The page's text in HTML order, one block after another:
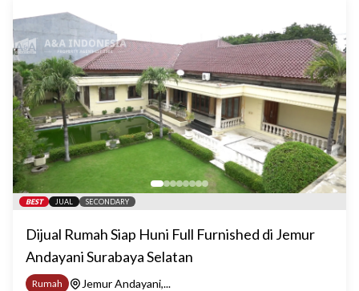
BEST JUAL SECONDARY
Dijual Rumah Siap Huni Full Furnished di Jemur
Andayani Surabaya Selatan
Rumah
Jemur Andayani,...